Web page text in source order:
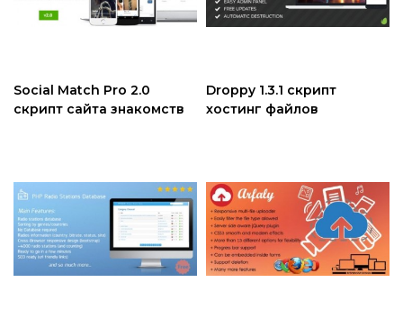
Social Match Pro 2.0
скрипт сайта знакомств
Droppy 1.3.1 скрипт
хостинг файлов